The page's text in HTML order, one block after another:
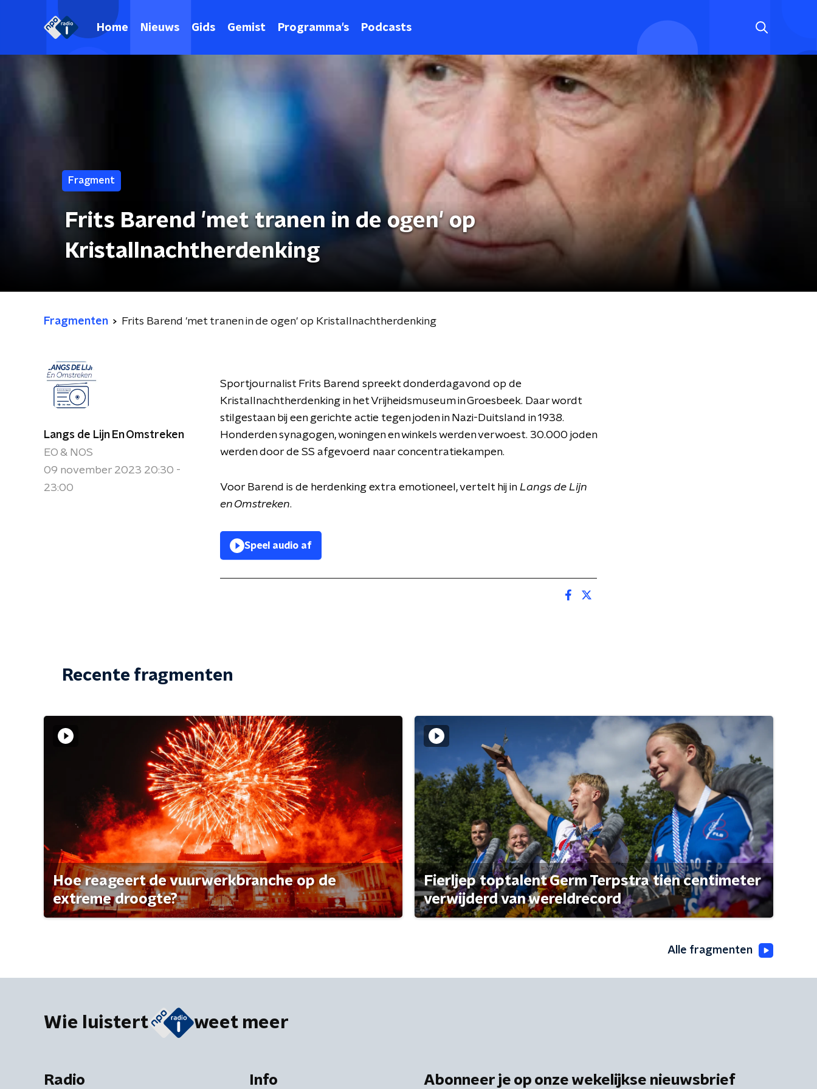
Home Nieuws Gids Gemist Programma's Podcasts
Fragment
Frits Barend 'met tranen in de ogen' op
Kristallnachtherdenking
Fragmenten Frits Barend 'met tranen in de ogen' op Kristallnachtherdenking
Langs de Lijn En Omstreken
EO & NOS
09 november 2023 20:30 -
23:00
Sportjournalist Frits Barend spreekt donderdagavond op de
Kristallnachtherdenking in het Vrijheidsmuseum in Groesbeek. Daar wordt
stilgestaan bij een gerichte actie tegen joden in Nazi-Duitsland in 1938.
Honderden synagogen, woningen en winkels werden verwoest. 30.000 joden
werden door de SS afgevoerd naar concentratiekampen.
Voor Barend is de herdenking extra emotioneel, vertelt hij in Langs de Lijn
en Omstreken.
Speel audio af
Recente fragmenten
Hoe reageert de vuurwerkbranche op de
extreme droogte?
Fierljep toptalent Germ Terpstra tien centimeter
verwijderd van wereldrecord
Alle fragmenten
Wie luistert weet meer
Radio Info Abonneer je op onze wekelijkse nieuwsbrief